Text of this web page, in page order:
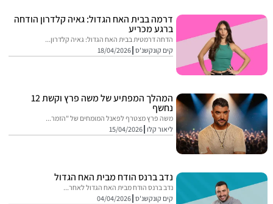
דרמה בבית האח הגדול: גאיה קלדרון הודחה
ברגע מכריע
הדחה דרמטית בבית האח הגדול: גאיה קלדרון...
קים קונקשנ'ס 18/04/2026
המהלך המפתיע של משה פרץ וקשת 12
נחשף
משה פרץ מצטרף לפאנל המומחים של "הזמר...
ליאור קלו 15/04/2026
נדב ברנס הודח מבית האח הגדול
נדב ברנס הודח מבית האח הגדול לאחר...
קים קונקשנ'ס 04/04/2026